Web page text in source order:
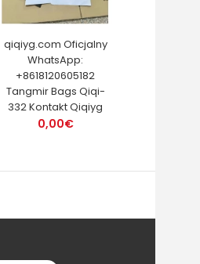
qiqiyg.com Oficjalny
WhatsApp:
+8618120605182
Tangmir Bags Qiqi-
332 Kontakt Qiqiyg
0,00€